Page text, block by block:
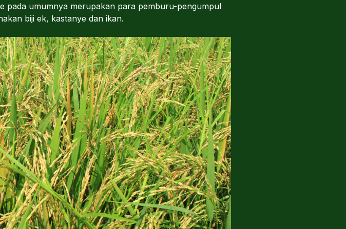
pada umumnya merupakan para pemburu-pengumpul
biji ek, kastanye dan ikan.